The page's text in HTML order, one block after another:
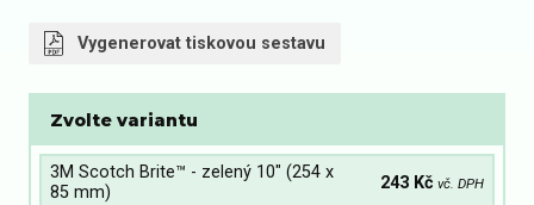
Vygenerovat tiskovou sestavu
Zvolte variantu
3M Scotch Brite™ - zelený 10" (254 x
85 mm)
243 Kč vč. DPH